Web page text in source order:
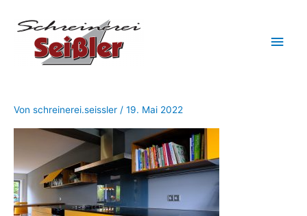
Inhalt
springen
Von schreinerei.seissler / 19. Mai 2022